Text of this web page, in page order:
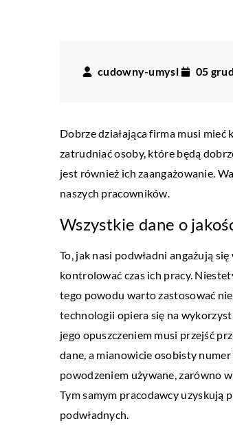
cudowny-umysl 05
Dobrze działająca firma musi
zatrudniać osoby, które będą
jest również ich zaangażowanie.
naszych pracowników.
Wszystkie dane o
To, jak nasi podwładni angażują
kontrolować czas ich pracy.
tego powodu warto zastosować
technologii opiera się na
jego opuszczeniem musi przejść
dane, a mianowicie osobisty
powodzeniem używane, zarówno
Tym samym pracodawcy uzyskują
podwładnych.
ŻYCIE I
Jak
czasie
Makijaż